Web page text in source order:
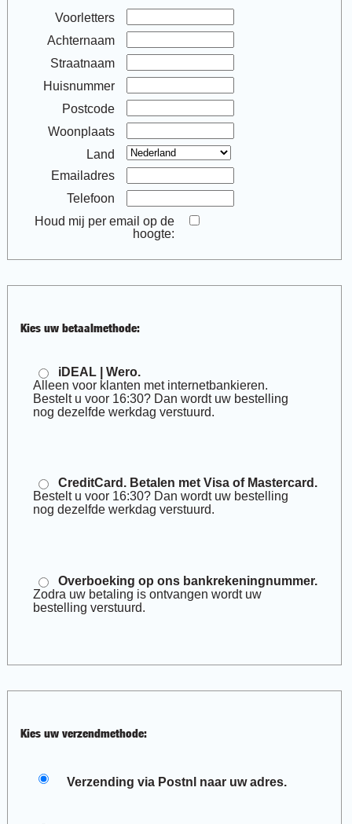
Voorletters
Achternaam
Straatnaam
Huisnummer
Postcode
Woonplaats
Land
Emailadres
Telefoon
Houd mij per email op de
hoogte:
Kies uw betaalmethode:
iDEAL | Wero.
Alleen voor klanten met internetbankieren.
Bestelt u voor 16:30? Dan wordt uw bestelling
nog dezelfde werkdag verstuurd.
CreditCard. Betalen met Visa of Mastercard.
Bestelt u voor 16:30? Dan wordt uw bestelling
nog dezelfde werkdag verstuurd.
Overboeking op ons bankrekeningnummer.
Zodra uw betaling is ontvangen wordt uw
bestelling verstuurd.
Kies uw verzendmethode:
Verzending via Postnl naar uw adres.